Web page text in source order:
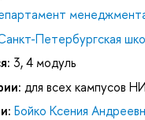
Петербургская
3, 4 модуль
для всех кампусов
Бойко Ксения